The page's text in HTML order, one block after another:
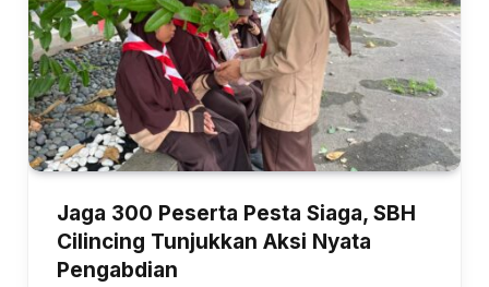
Jaga 300 Peserta Pesta Siaga, SBH
Cilincing Tunjukkan Aksi Nyata
Pengabdian